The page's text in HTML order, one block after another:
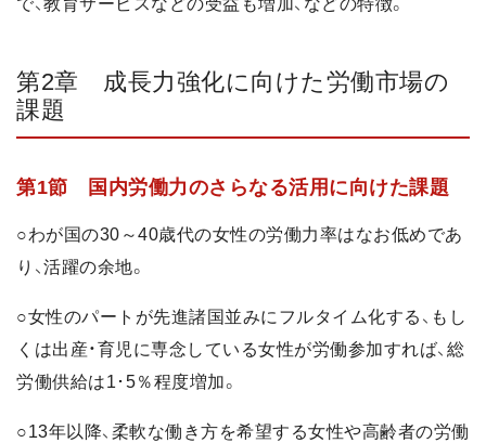
で、教育サービスなどの受益も増加、などの特徴。
第2章 成長力強化に向けた労働市場の
課題
第1節 国内労働力のさらなる活用に向けた課題
○わが国の30～40歳代の女性の労働力率はなお低めであ
り、活躍の余地。
○女性のパートが先進諸国並みにフルタイム化する、もし
くは出産・育児に専念している女性が労働参加すれば、総
労働供給は1･5％程度増加。
○13年以降、柔軟な働き方を希望する女性や高齢者の労働